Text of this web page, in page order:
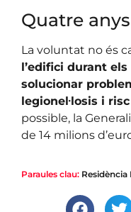
Quatre
La voluntat no és
l’edifici durant
solucionar
legionel·losis i
possible, la
de 14 milions
Paraules clau: Residència